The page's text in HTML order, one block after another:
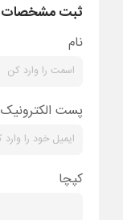
ثبت مشخصات
نام
پست الکترونیک
کپچا